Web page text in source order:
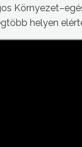
helyen